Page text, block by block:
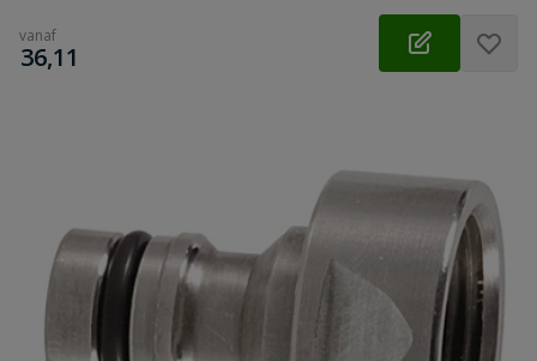
vanaf
€
36,11